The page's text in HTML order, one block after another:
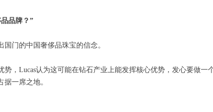
品牌？”
门的中国奢侈品珠宝的信念。
势，Lucas认为这可能在钻石产业上能发挥核心优势，发心要做
据一席之地。